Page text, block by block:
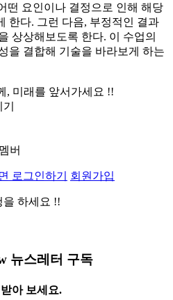
떤 요인이나 결정으로 인해 해당
한다. 그런 다음, 부정적인 결과
상상해보도록 한다. 이 수업의
을 결합해 기술을 바라보게 하는
, 미래를 앞서가세요 !!
버
로그인하기 회원가입
을 하세요 !!
뉴스레터 구독
아 보세요.